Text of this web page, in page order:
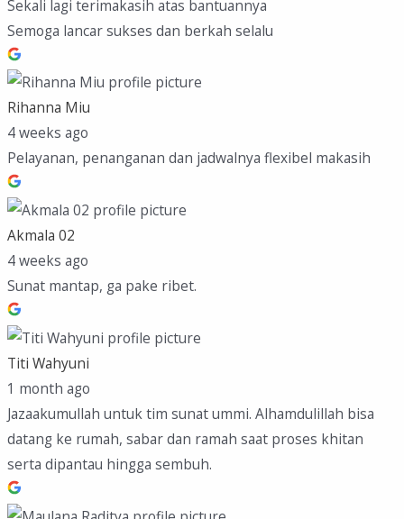
Sekali lagi terimakasih atas bantuannya
Semoga lancar sukses dan berkah selalu
Rihanna Miu
4 weeks ago
Pelayanan, penanganan dan jadwalnya flexibel makasih
Akmala 02
4 weeks ago
Sunat mantap, ga pake ribet.
Titi Wahyuni
1 month ago
Jazaakumullah untuk tim sunat ummi. Alhamdulillah bisa
datang ke rumah, sabar dan ramah saat proses khitan
serta dipantau hingga sembuh.